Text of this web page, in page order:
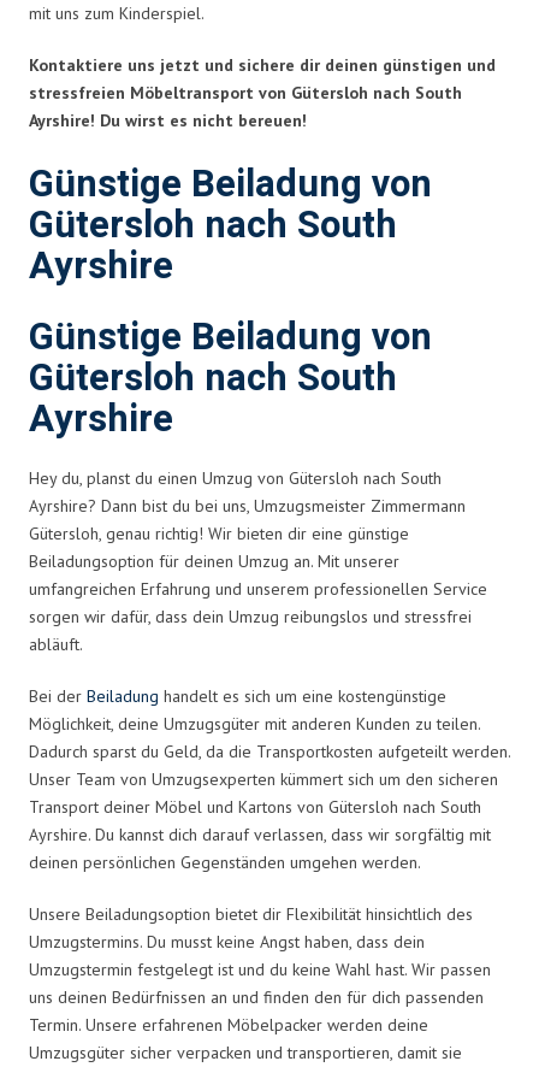
mit uns zum Kinderspiel.
Kontaktiere uns jetzt und sichere dir deinen günstigen und
stressfreien Möbeltransport von Gütersloh nach South
Ayrshire! Du wirst es nicht bereuen!
Günstige Beiladung von
Gütersloh nach South
Ayrshire
Günstige Beiladung von
Gütersloh nach South
Ayrshire
Hey du, planst du einen Umzug von Gütersloh nach South
Ayrshire? Dann bist du bei uns, Umzugsmeister Zimmermann
Gütersloh, genau richtig! Wir bieten dir eine günstige
Beiladungsoption für deinen Umzug an. Mit unserer
umfangreichen Erfahrung und unserem professionellen Service
sorgen wir dafür, dass dein Umzug reibungslos und stressfrei
abläuft.
Bei der Beiladung handelt es sich um eine kostengünstige
Möglichkeit, deine Umzugsgüter mit anderen Kunden zu teilen.
Dadurch sparst du Geld, da die Transportkosten aufgeteilt werden.
Unser Team von Umzugsexperten kümmert sich um den sicheren
Transport deiner Möbel und Kartons von Gütersloh nach South
Ayrshire. Du kannst dich darauf verlassen, dass wir sorgfältig mit
deinen persönlichen Gegenständen umgehen werden.
Unsere Beiladungsoption bietet dir Flexibilität hinsichtlich des
Umzugstermins. Du musst keine Angst haben, dass dein
Umzugstermin festgelegt ist und du keine Wahl hast. Wir passen
uns deinen Bedürfnissen an und finden den für dich passenden
Termin. Unsere erfahrenen Möbelpacker werden deine
Umzugsgüter sicher verpacken und transportieren, damit sie